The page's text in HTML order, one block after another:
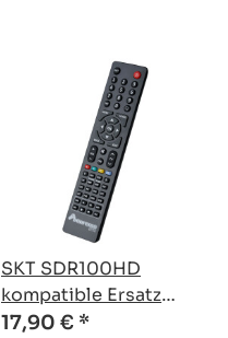
SKT SDR100HD
kompatible Ersatz
Fernbedienung
17,90 € *